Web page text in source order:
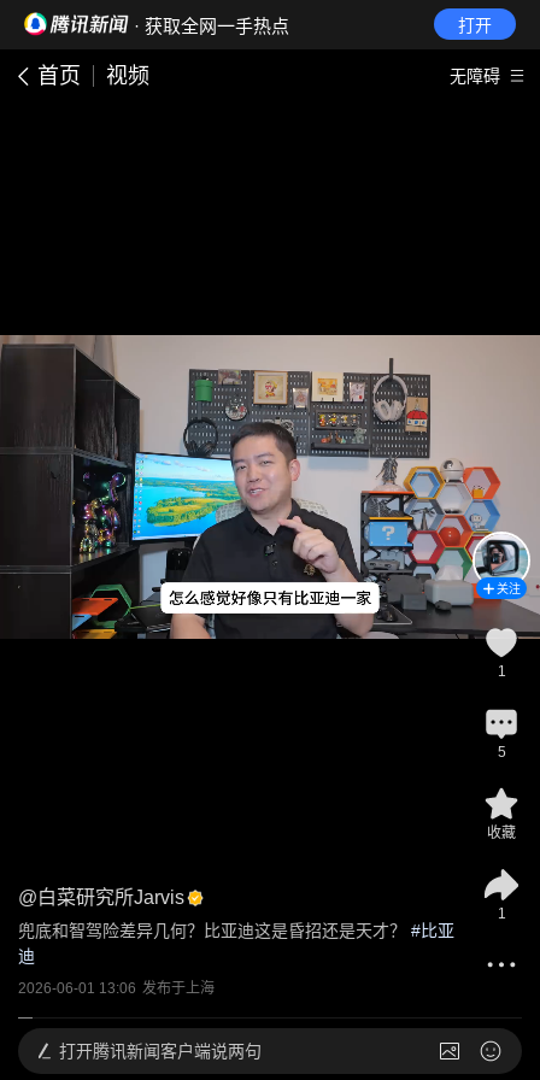
· 获取全网一手热点 打开
首页 视频 无障碍
@白菜研究所Jarvis
兜底和智驾险差异几何？比亚迪这是昏招还是天才？ #比亚
迪
2026-06-01 13:06 发布于上海
关注
1
5
收藏
1
打开腾讯新闻客户端说两句